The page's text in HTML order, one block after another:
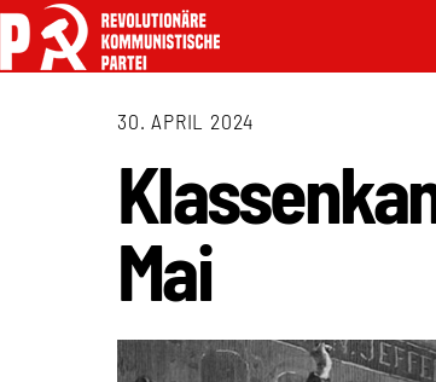
30. APRIL 2024
Mai